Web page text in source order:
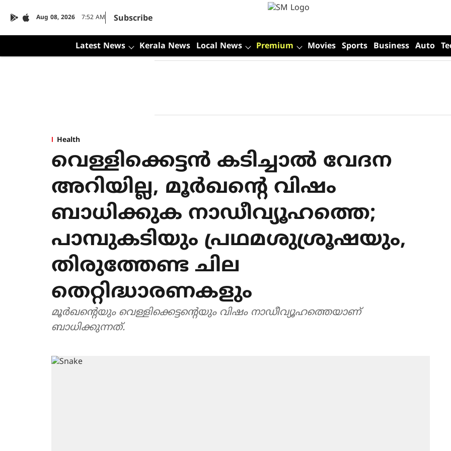
Aug 08, 2026 7:52 AM Subscribe
Latest News Kerala News Local News Premium Movies Sports Business Auto
Health
വെള്ളിക്കെട്ടൻ കടിച്ചാൽ വേദന
അറിയില്ല, മൂർഖന്റെ വിഷം
ബാധിക്കുക നാഡീവ്യൂഹത്തെ;
പാമ്പുകടിയും പ്രഥമശുശ്രൂഷയും,
തിരുത്തേണ്ട ചില
തെറ്റിദ്ധാരണകളും
മൂർഖന്റെയും വെള്ളിക്കെട്ടന്റെയും വിഷം നാഡീവ്യൂഹത്തെയാണ്
ബാധിക്കുന്നത്.